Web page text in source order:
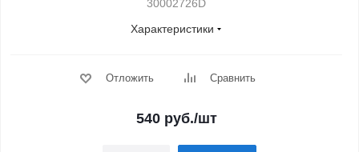
30002726D
Характеристики
Отложить Сравнить
540 руб./шт